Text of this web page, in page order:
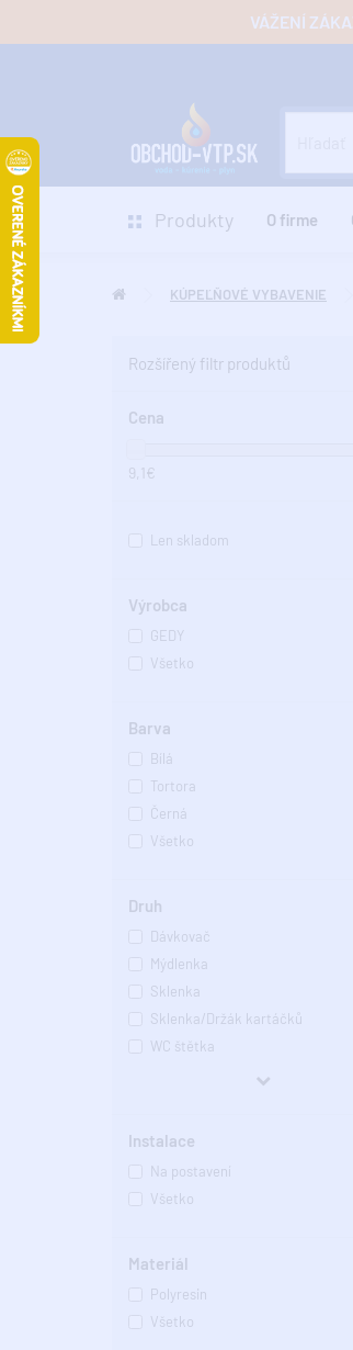
VÁŽENÍ
Produkty O firme
KÚPEĽŇOVÉ VYBAVENIE
Rozšířený filtr produktů
Cena
9,1€
Len skladom
Výrobca
GEDY
Všetko
Barva
Bílá
Tortora
Černá
Všetko
Druh
Dávkovač
Mýdlenka
Sklenka
Sklenka/Držák kartáčků
WC štětka
Instalace
Na postavení
Všetko
Materiál
Polyresin
Všetko